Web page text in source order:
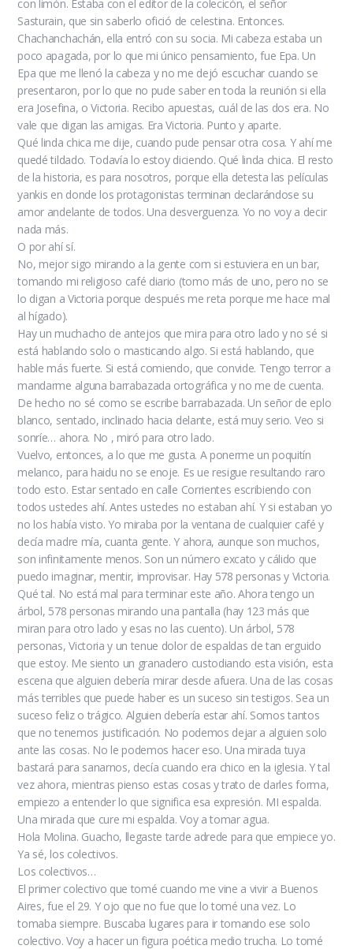
con limón. Estaba con el editor de la colecicón, el señor
Sasturain, que sin saberlo ofició de celestina. Entonces.
Chachanchachán, ella entró con su socia. Mi cabeza estaba un
poco apagada, por lo que mi único pensamiento, fue Epa. Un
Epa que me llenó la cabeza y no me dejó escuchar cuando se
presentaron, por lo que no pude saber en toda la reunión si ella
era Josefina, o Victoria. Recibo apuestas, cuál de las dos era. No
vale que digan las amigas. Era Victoria. Punto y aparte.
Qué linda chica me dije, cuando pude pensar otra cosa. Y ahí me
quedé tildado. Todavía lo estoy diciendo. Qué linda chica. El resto
de la historia, es para nosotros, porque ella detesta las películas
yankis en donde los protagonistas terminan declarándose su
amor andelante de todos. Una desverguenza. Yo no voy a decir
nada más.
O por ahí sí.
No, mejor sigo mirando a la gente com si estuviera en un bar,
tomando mi religioso café diario (tomo más de uno, pero no se
lo digan a Victoria porque después me reta porque me hace mal
al hígado).
Hay un muchacho de antejos que mira para otro lado y no sé si
está hablando solo o masticando algo. Si está hablando, que
hable más fuerte. Si está comiendo, que convide. Tengo terror a
mandarme alguna barrabazada ortográfica y no me de cuenta.
De hecho no sé como se escribe barrabazada. Un señor de eplo
blanco, sentado, inclinado hacia delante, está muy serio. Veo si
sonríe… ahora. No , miró para otro lado.
Vuelvo, entonces, a lo que me gusta. A ponerme un poquitín
melanco, para haidu no se enoje. Es ue resigue resultando raro
todo esto. Estar sentado en calle Corrientes escribiendo con
todos ustedes ahí. Antes ustedes no estaban ahí. Y si estaban yo
no los había visto. Yo miraba por la ventana de cualquier café y
decía madre mía, cuanta gente. Y ahora, aunque son muchos,
son infinitamente menos. Son un número excato y cálido que
puedo imaginar, mentir, improvisar. Hay 578 personas y Victoria.
Qué tal. No está mal para terminar este año. Ahora tengo un
árbol, 578 personas mirando una pantalla (hay 123 más que
miran para otro lado y esas no las cuento). Un árbol, 578
personas, Victoria y un tenue dolor de espaldas de tan erguido
que estoy. Me siento un granadero custodiando esta visión, esta
escena que alguien debería mirar desde afuera. Una de las cosas
más terribles que puede haber es un suceso sin testigos. Sea un
suceso feliz o trágico. Alguien debería estar ahí. Somos tantos
que no tenemos justificación. No podemos dejar a alguien solo
ante las cosas. No le podemos hacer eso. Una mirada tuya
bastará para sanarnos, decía cuando era chico en la iglesia. Y tal
vez ahora, mientras pienso estas cosas y trato de darles forma,
empiezo a entender lo que significa esa expresión. MI espalda.
Una mirada que cure mi espalda. Voy a tomar agua.
Hola Molina. Guacho, llegaste tarde adrede para que empiece yo.
Ya sé, los colectivos.
Los colectivos…
El primer colectivo que tomé cuando me vine a vivir a Buenos
Aires, fue el 29. Y ojo que no fue que lo tomé una vez. Lo
tomaba siempre. Buscaba lugares para ir tomando ese solo
colectivo. Voy a hacer un figura poética medio trucha. Lo tomé